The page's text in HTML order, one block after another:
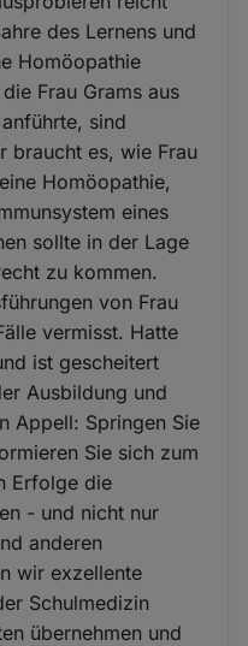
des Lernens und
Homöopathie
Frau Grams aus
sind
braucht es, wie Frau
Homöopathie,
eines
sollte in der Lage
zu kommen.
von Frau
vermisst. Hatte
ist gescheitert
Ausbildung und
Appell: Springen Sie
Sie sich zum
Erfolge die
- und nicht nur
anderen
wir exzellente
Schulmedizin
übernehmen und